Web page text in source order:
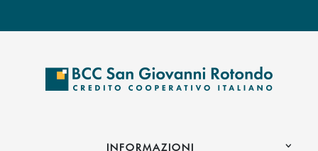
INFORMAZIONI